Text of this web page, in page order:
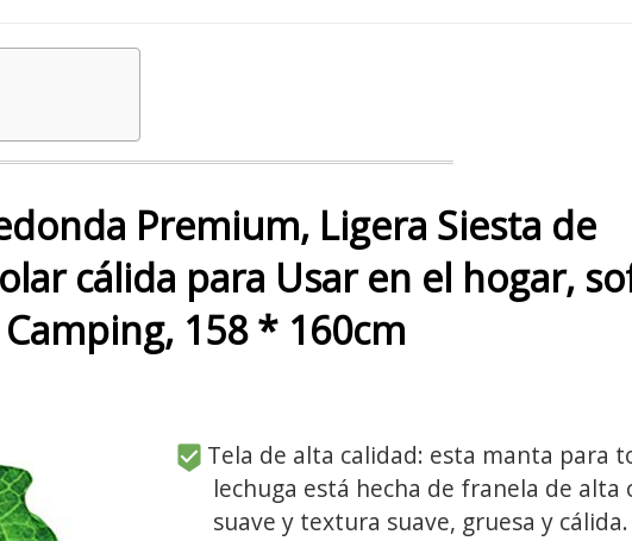
Premium, Ligera Siesta de
cálida para Usar en el hogar,
158 * 160cm
Tela de alta calidad: esta manta para
lechuga está hecha de franela de alta
suave y textura suave, gruesa y cálida.